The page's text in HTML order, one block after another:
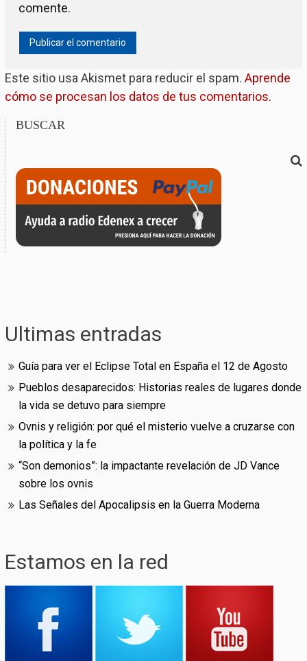
comente.
Este sitio usa Akismet para reducir el spam. Aprende
cómo se procesan los datos de tus comentarios.
BUSCAR
Ultimas entradas
Guía para ver el Eclipse Total en España el 12 de Agosto
Pueblos desaparecidos: Historias reales de lugares donde
la vida se detuvo para siempre
Ovnis y religión: por qué el misterio vuelve a cruzarse con
la política y la fe
“Son demonios”: la impactante revelación de JD Vance
sobre los ovnis
Las Señales del Apocalipsis en la Guerra Moderna
Estamos en la red